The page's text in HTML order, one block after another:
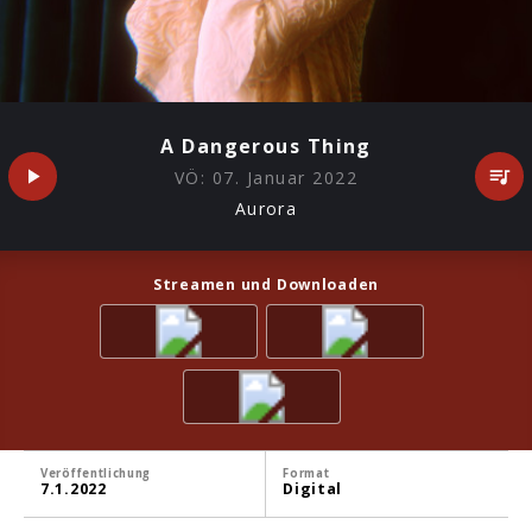
A Dangerous Thing
VÖ: 07. Januar 2022
Aurora
Streamen und Downloaden
Veröffentlichung
7.1.2022
Format
Digital